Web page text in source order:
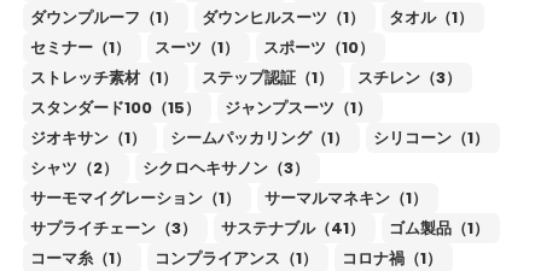
ダウンプルーフ（1）
ダウンヒルスーツ（1）
タオル（1）
セミナー（1）
スーツ（1）
スポーツ（10）
ストレッチ素材（1）
ステップ認証（1）
スチレン（3）
スタンダード100（15）
ジャンプスーツ（1）
ジオキサン（1）
シームパッカリング（1）
シリコーン（1）
シャツ（2）
シクロヘキサノン（3）
サーモマイグレーション（1）
サーマルマネキン（1）
サプライチェーン（3）
サステナブル（41）
ゴム製品（1）
コーマ糸（1）
コンプライアンス（1）
コロナ禍（1）